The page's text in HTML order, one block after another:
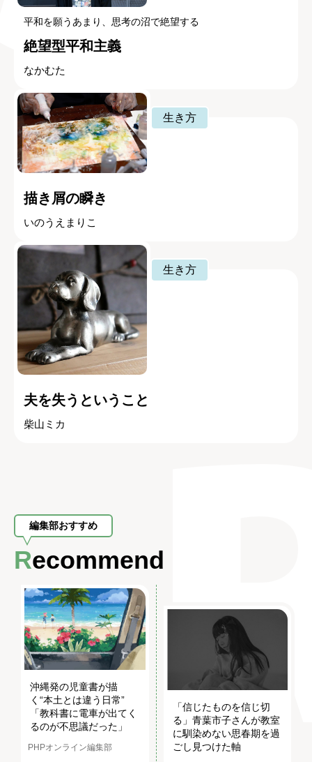
平和を願うあまり、思考の沼で絶望する
絶望型平和主義
なかむた
生き方
描き屑の瞬き
いのうえまりこ
生き方
夫を失うということ
柴山ミカ
編集部おすすめ
Recommend
沖縄発の児童書が描
く“本土とは違う日常”
「教科書に電車が出てく
るのが不思議だった」
PHPオンライン編集部
「信じたものを信じ切
る」青葉市子さんが教室
に馴染めない思春期を過
ごし見つけた軸